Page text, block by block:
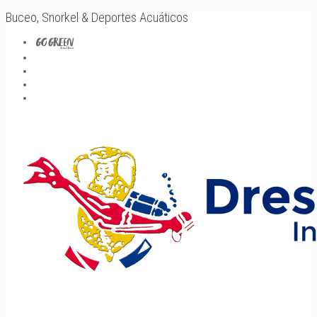
Buceo, Snorkel & Deportes Acuáticos